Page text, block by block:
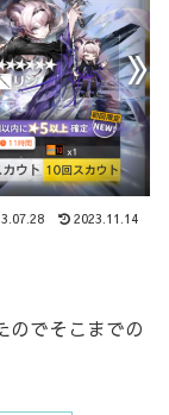
2023.11.14
のでそこまでの